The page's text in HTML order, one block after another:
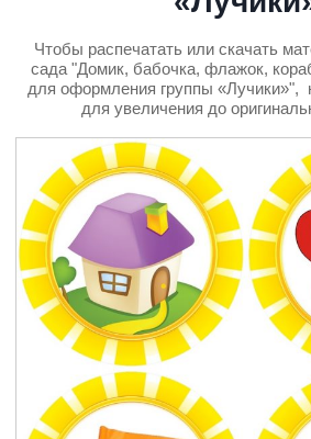
Чтобы распечатать или скачать
сада "Домик, бабочка, флажок,
для оформления группы «Лучики»",
для увеличения до